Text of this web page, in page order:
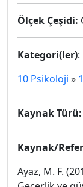
Ölçek Çeşidi:
Kategori(ler):
10 Psikoloji »
Kaynak Türü:
Kaynak/
Ayaz, M. F.